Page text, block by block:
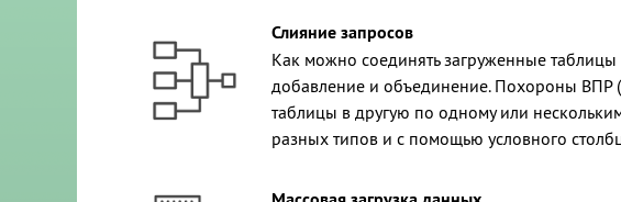
Слияние запросов
Как можно соединять загруженные
добавление и объединение. Похороны ВПР
таблицы в другую по одному или
разных типов и с помощью условного